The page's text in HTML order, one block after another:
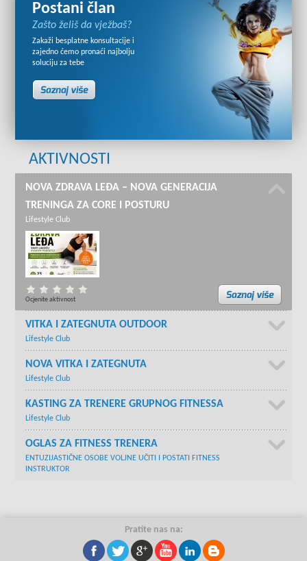
Postani član
Zašto želiš da vježbaš?
Zakaži besplatne konsultacije i
zajedno ćemo pronaći najbolju
soluciju za tebe
AKTIVNOSTI
NOVA ZDRAVA LEĐA – NOVA GENERACIJA
TRENINGA ZA CORE I POSTURU
Lifestyle Club
Ocjenite aktivnost
VITKA I ZATEGNUTA OUTDOOR
Lifestyle Club
NOVA VITKA I ZATEGNUTA
Lifestyle Club
KASTING ZA TRENERE GRUPNOG FITNESSA
Lifestyle Club
OGLAS ZA FITNESS TRENERA
ENTUZIJASTIČNE OSOBE VOLJNE UČITI I POSTATI FITNESS
INSTRUKTOR
Pratite nas na: